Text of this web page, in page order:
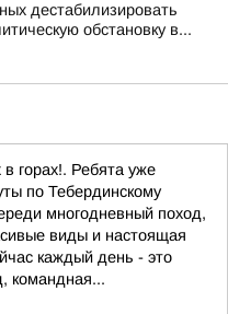
дестабилизировать
обстановку в...
горах!. Ребята уже
по Тебердинскому
многодневный поход,
виды и настоящая
каждый день - это
командная...